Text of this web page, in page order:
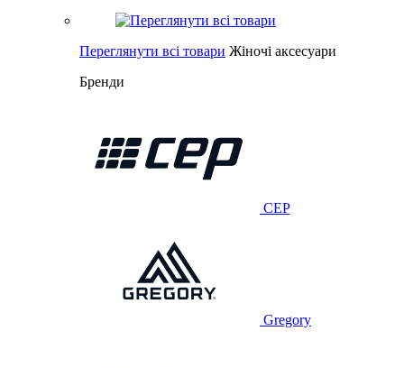
Переглянути всі товари Жіночі аксесуари
Бренди
CEP
Gregory